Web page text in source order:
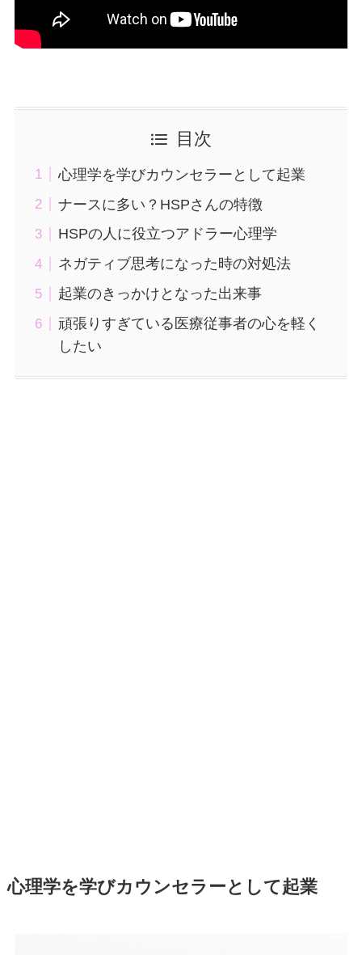
目次
心理学を学びカウンセラーとして起業
ナースに多い？HSPさんの特徴
HSPの人に役立つアドラー心理学
ネガティブ思考になった時の対処法
起業のきっかけとなった出来事
頑張りすぎている医療従事者の心を軽く
したい
心理学を学びカウンセラーとして起業